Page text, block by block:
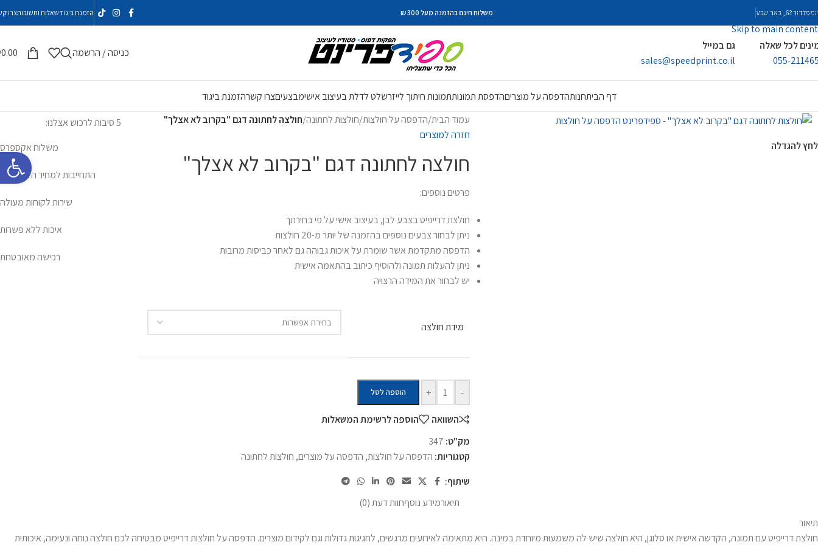
פתח
Skip to navigation
Skip to main content
68, באר שבע משלוח חינם בהזמנה מעל 300 ₪ הזמנת ביגודשאלות ותשובותצרו
לכל שאלה
055-
גם במייל
sales@speedprint.co.il
כניסה / הרשמה 0.00
דף הביתחנותהדפסה על מוצריםהדפסת תמונותתמונות חיתוך לייזרשלט לדלת בעיצוב אישימבצעיםצרו קשרהזמנת ביגוד
לחץ להגדלה
עמוד הבית/הדפסה על חולצות/חולצות לחתונה/חולצה לחתונה דגם "בקרוב לא אצלך"
חזרה למוצרים
חולצה לחתונה דגם "בקרוב לא אצלך"
פרטים נוספים:
חולצת דרייפיט בצבע לבן, בעיצוב אישי על פי בחירתך
ניתן לבחור צבעים נוספים בהזמנה של יותר מ-20 חולצות
הדפסה מתקדמת אשר שומרת על איכות גבוהה גם לאחר כביסות מרובות
ניתן להעלות תמונה ולהוסיף כיתוב בהתאמה אישית
יש לבחור את המידה הרצויה
מידת חולצה
-
+ הוספה לסל
השוואה
הוספה לרשימת המשאלות
מק"ט: 347
קטגוריות: הדפסה על חולצות, הדפסה על מוצרים, חולצות לחתונה
שיתוף:
5 סיבות לרכוש אצלנו:
משלוח אקספרס
התחייבות למחיר הזול ביותר
שירות לקוחות מעולה
איכות ללא פשרות
רכישה מאובטחת
תיאורמידע נוסףחוות דעת (0)
תיאור
חולצת דרייפיט עם תמונה, הקדשה אישית או סלוגן, היא חולצה שיש לה משמעות מיוחדת במינה. היא מתאימה לאירועים מרגשים, לחגיגות גדולות וגם לקידום מוצרים. הדפסה על חולצות דרייפיט מבטיחה לכם חולצה נוחה ונעימה, איכותית